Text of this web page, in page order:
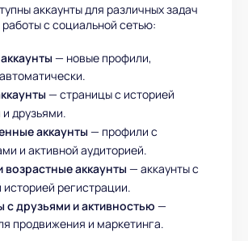
аккаунты для различных задач
с социальной сетью:
— новые профили,
— страницы с историей
друзьями.
аккаунты — профили с
и активной аудиторией.
возрастные аккаунты — аккаунты с
историей регистрации.
с друзьями и активностью —
продвижения и маркетинга.